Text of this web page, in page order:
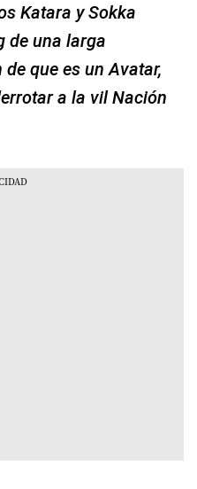
Katara y Sokka
de una larga
que es un Avatar,
a la vil Nación